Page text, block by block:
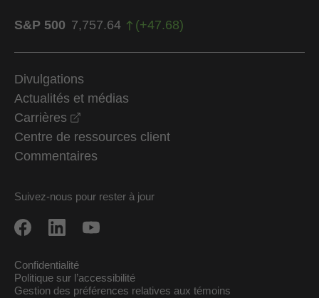
S&P 500 7,757.64 (+47.68)
Divulgations
Actualités et médias
Carrières
Centre de ressources client
Commentaires
Suivez-nous pour rester à jour
Confidentialité
Politique sur l’accessibilité
Gestion des préférences relatives aux témoins